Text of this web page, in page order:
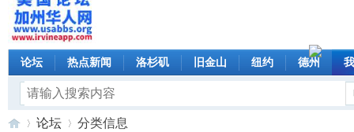
论坛 热点新闻 洛杉矶 旧金山 纽约 德州
论坛
分类信息